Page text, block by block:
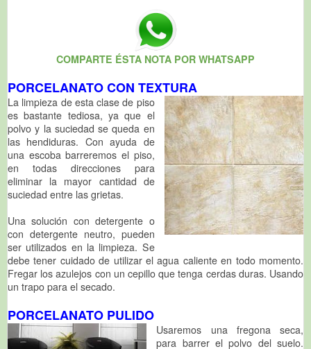
COMPARTE ÉSTA NOTA POR WHATSAPP
PORCELANATO CON TEXTURA
La limpieza de esta clase de piso
es bastante tediosa, ya que el
polvo y la suciedad se queda en
las hendiduras. Con ayuda de
una escoba barreremos el piso,
en todas direcciones para
eliminar la mayor cantidad de
suciedad entre las grietas.
Una solución con detergente o
con detergente neutro, pueden
ser utilizados en la limpieza. Se
debe tener cuidado de utilizar el agua caliente en todo momento.
Fregar los azulejos con un cepillo que tenga cerdas duras. Usando
un trapo para el secado.
PORCELANATO PULIDO
Usaremos una fregona seca,
para barrer el polvo del suelo.